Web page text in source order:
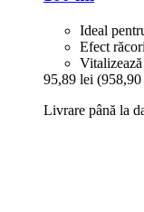
Ideal
Efect
95,89 lei
Livrare până la